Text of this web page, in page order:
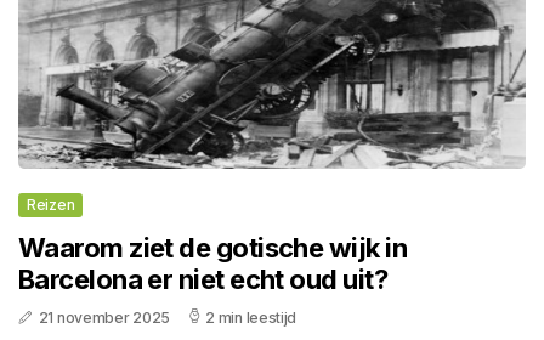
Reizen
Waarom ziet de gotische wijk in
Barcelona er niet echt oud uit?
21 november 2025 2 min leestijd